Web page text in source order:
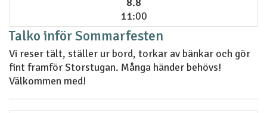
11:00
Talko inför Sommarfesten
Vi reser tält, ställer ur bord, torkar av bänkar och gör
fint framför Storstugan. Många händer behövs!
Välkommen med!